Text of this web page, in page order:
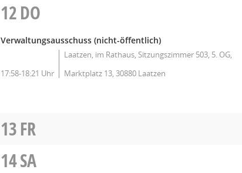
12DO
Verwaltungsausschuss (nicht-öffentlich)
17:58-18:21 Uhr
Laatzen, im Rathaus, Sitzungszimmer 503, 5. OG,
Marktplatz 13, 30880 Laatzen
13FR
14SA